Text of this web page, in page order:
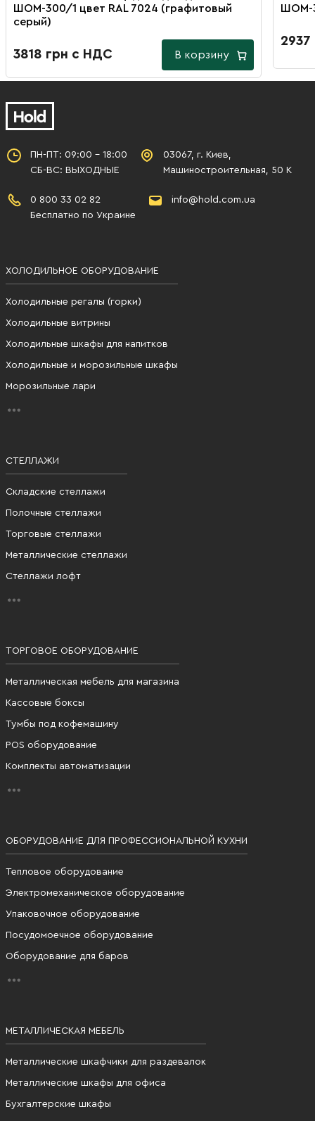
ШОМ-300/1 цвет RAL 7024 (графитовый
серый)
3818 грн с НДС В корзину
ШОМ-
ПН-ПТ: 09:00 - 18:00
СБ-ВС: ВЫХОДНЫЕ
03067, г. Киев,
Машиностроительная, 50 К
0 800 33 02 82
Бесплатно по Украине
info@hold.com.ua
ХОЛОДИЛЬНОЕ ОБОРУДОВАНИЕ
Холодильные регалы (горки)
Холодильные витрины
Холодильные шкафы для напитков
Холодильные и морозильные шкафы
Морозильные лари
СТЕЛЛАЖИ
Складские стеллажи
Полочные стеллажи
Торговые стеллажи
Металлические стеллажи
Стеллажи лофт
ТОРГОВОЕ ОБОРУДОВАНИЕ
Металлическая мебель для магазина
Кассовые боксы
Тумбы под кофемашину
POS оборудование
Комплекты автоматизации
ОБОРУДОВАНИЕ ДЛЯ ПРОФЕССИОНАЛЬНОЙ КУХНИ
Тепловое оборудование
Электромеханическое оборудование
Упаковочное оборудование
Посудомоечное оборудование
Оборудование для баров
МЕТАЛЛИЧЕСКАЯ МЕБЕЛЬ
Металлические шкафчики для раздевалок
Металлические шкафы для офиса
Бухгалтерские шкафы